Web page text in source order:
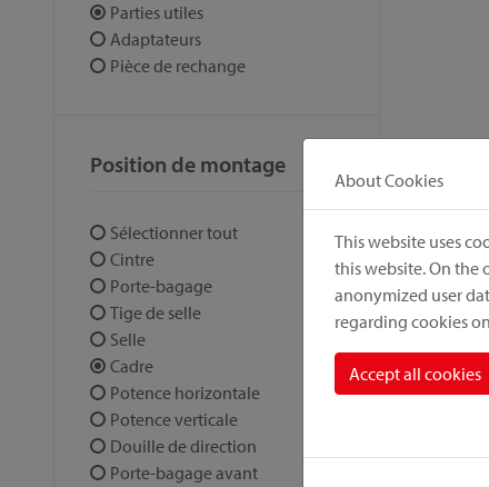
Parties utiles
Adaptateurs
Pièce de rechange
Position de montage
Sélectionner tout
Cintre
Porte-bagage
Tige de selle
Selle
Cadre
Potence horizontale
Potence verticale
Douille de direction
Porte-bagage avant
About Cookies
This website uses
this website. On the
anonymized user
regarding cookies
Accept all cookies